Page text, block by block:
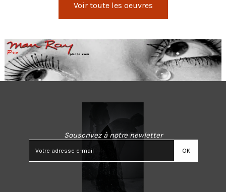
Voir toute les oeuvres
Souscrivez à notre newletter